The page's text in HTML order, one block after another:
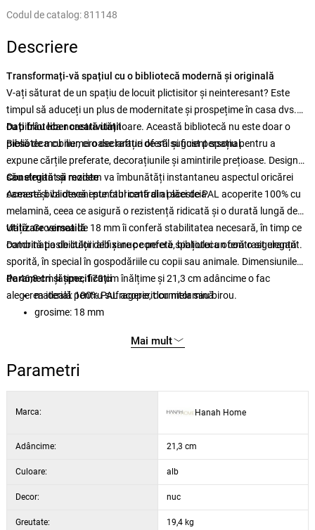
Codul de catalog: 811148
Descriere
Transformați-vă spațiul cu o bibliotecă modernă și originală
V-ați săturat de un spațiu de locuit plictisitor și neinteresant? Este
timpul să aduceți un plus de modernitate și prospețime în casa dvs.
cu biblioteca noastră uimitoare. Această bibliotecă nu este doar o
piesă de mobilier, ci o declarație de stil și gust personal.
Dați frâu liber creativității
Biblioteca cu numeroase rafturi oferă suficient spațiu pentru a
expune cărțile preferate, decorațiunile și amintirile prețioase. Designul
său elegant și modern va îmbunătăți instantaneu aspectul oricărei
camere și va deveni punctul central al acesteia.
Construită să reziste
Această bibliotecă este fabricată din plăci de PAL acoperite 100% cu
melamină, ceea ce asigură o rezistență ridicată și o durată lungă de
viață. Grosimea de 18 mm îi conferă stabilitatea necesară, în timp ce
combinația de culori alb și nuc conferă spațiului un contrast elegant.
Utilizare versatilă
Datorită posibilității de fixare pe perete, biblioteca oferă o siguranță
sporită, în special în gospodăriile cu copii sau animale. Dimensiunile
de 46,8 cm lățime, 170 cm înălțime și 21,3 cm adâncime o fac
alegerea ideală pentru sufragerie, dormitor sau birou.
Parametri și specificații
material: 100% PAL acoperit cu melamină
grosime: 18 mm
adâncime: 21,3 cm
înălțime raft: 28,5 cm
Mai mult
Parametri
Marca: Hanah Home
Adâncime: 21,3 cm
Culoare: alb
Decor: nuc
Greutate: 19,4 kg